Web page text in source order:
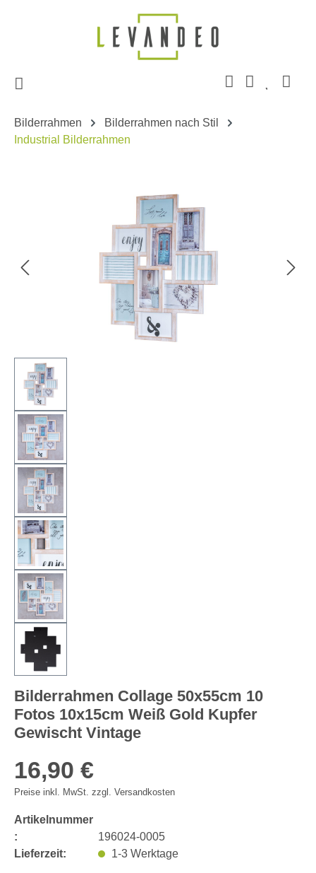
Zum Hauptinhalt springen
Bilderrahmen
Bilderrahmen nach Stil
Industrial Bilderrahmen
Bildergalerie überspringen
Bilderrahmen Collage 50x55cm 10
Fotos 10x15cm Weiß Gold Kupfer
Gewischt Vintage
16,90 €
Preise inkl. MwSt. zzgl. Versandkosten
Artikelnummer
:
196024-0005
Lieferzeit:
1-3 Werktage